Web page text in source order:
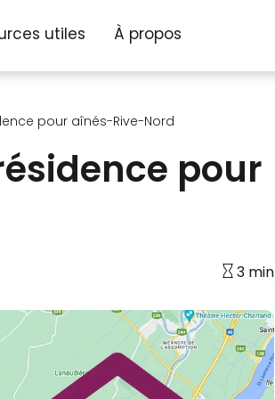
utiles À propos
pour aînés-Rive-Nord
pour
3 min